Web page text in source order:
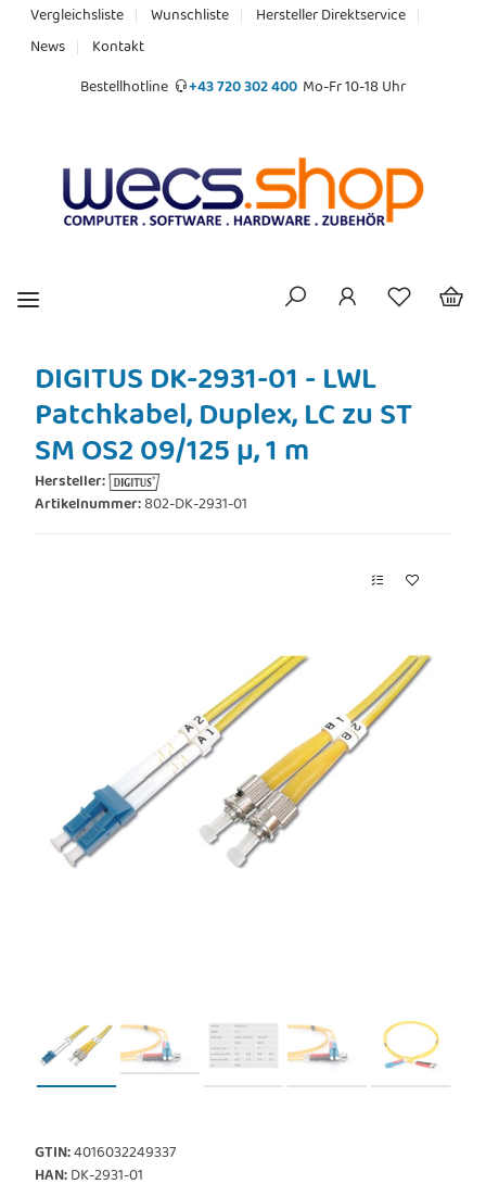
Vergleichsliste Wunschliste
Hersteller Direktservice
News
Kontakt
Bestellhotline
+43 720 302 400 Mo-Fr 10-18 Uhr
DIGITUS DK-2931-01 - LWL
Patchkabel, Duplex, LC zu ST
SM OS2 09/125 µ, 1 m
Hersteller:
Artikelnummer:802-DK-2931-01
GTIN:4016032249337
HAN:DK-2931-01